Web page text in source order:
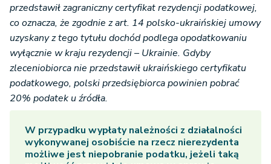
przedstawił zagraniczny certyfikat rezydencji podatkowej,
co oznacza, że zgodnie z art. 14 polsko-ukraińskiej umowy
uzyskany z tego tytułu dochód podlega opodatkowaniu
wyłącznie w kraju rezydencji – Ukrainie. Gdyby
zleceniobiorca nie przedstawił ukraińskiego certyfikatu
podatkowego, polski przedsiębiorca powinien pobrać
20% podatek u źródła.
W przypadku wypłaty należności z działalności
wykonywanej osobiście na rzecz nierezydenta
możliwe jest niepobranie podatku, jeżeli taką